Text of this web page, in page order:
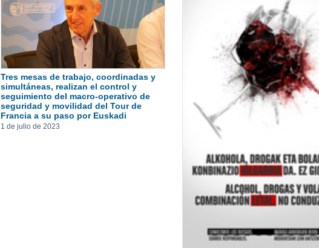
Tres mesas de trabajo, coordinadas y
simultáneas, realizan el control y
seguimiento del macro-operativo de
seguridad y movilidad del Tour de
Francia a su paso por Euskadi
1 de julio de 2023